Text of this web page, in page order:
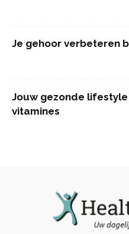
Je gehoor verbeteren
Jouw gezonde
vitamines